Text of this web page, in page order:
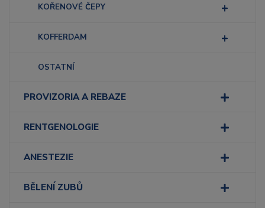
KOŘENOVÉ ČEPY
KOFFERDAM
OSTATNÍ
PROVIZORIA A REBAZE
RENTGENOLOGIE
ANESTEZIE
BĚLENÍ ZUBŮ